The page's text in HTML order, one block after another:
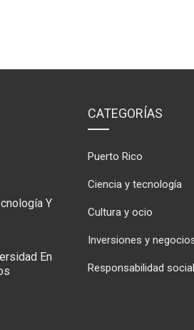
Y
En
CATEGORÍAS
Puerto Rico
Ciencia y tecnología
Cultura y ocio
Inversiones y
Responsabilidad social